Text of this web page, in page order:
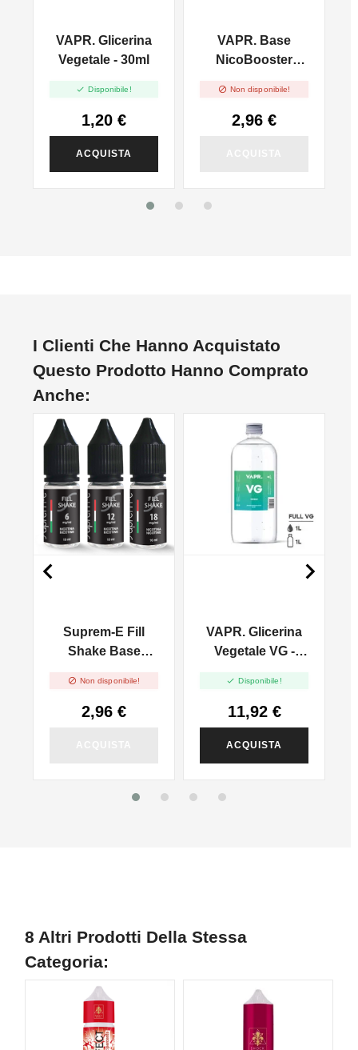
VAPR. Glicerina
Vegetale - 30ml
 Disponibile!
1,20 €
ACQUISTA
VAPR. Base
NicoBooster
 Non disponibile!
2,96 €
I Clienti Che Hanno Acquistato
Questo Prodotto Hanno Comprato
Anche:
Suprem-E Fill
Shake Base
60/40 - 10ml
 Non disponibile!
2,96 €
NON DISPONIBILE
VAPR. Glicerina
Vegetale VG -
 Disponibile!
11,92 €
ACQUISTA
 
8 Altri Prodotti Della Stessa
Categoria: